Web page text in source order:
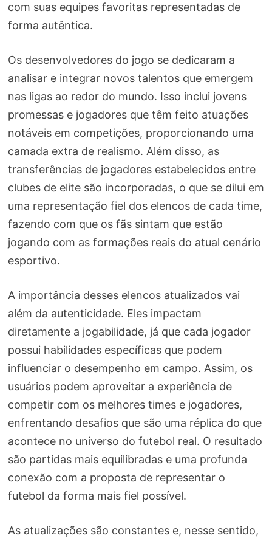
com suas equipes favoritas representadas de
forma autêntica.
Os desenvolvedores do jogo se dedicaram a
analisar e integrar novos talentos que emergem
nas ligas ao redor do mundo. Isso inclui jovens
promessas e jogadores que têm feito atuações
notáveis em competições, proporcionando uma
camada extra de realismo. Além disso, as
transferências de jogadores estabelecidos entre
clubes de elite são incorporadas, o que se dilui em
uma representação fiel dos elencos de cada time,
fazendo com que os fãs sintam que estão
jogando com as formações reais do atual cenário
esportivo.
A importância desses elencos atualizados vai
além da autenticidade. Eles impactam
diretamente a jogabilidade, já que cada jogador
possui habilidades específicas que podem
influenciar o desempenho em campo. Assim, os
usuários podem aproveitar a experiência de
competir com os melhores times e jogadores,
enfrentando desafios que são uma réplica do que
acontece no universo do futebol real. O resultado
são partidas mais equilibradas e uma profunda
conexão com a proposta de representar o
futebol da forma mais fiel possível.
As atualizações são constantes e, nesse sentido,